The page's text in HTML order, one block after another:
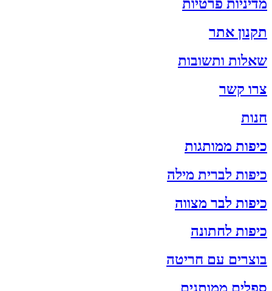
מדיניות פרטיות
תקנון אתר
שאלות ותשובות
צרו קשר
חנות
כיפות ממותגות
כיפות לברית מילה
כיפות לבר מצווה
כיפות לחתונה
בוצרים עם חריטה